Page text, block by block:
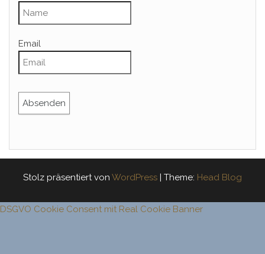
Email
Stolz präsentiert von WordPress | Theme: Head Blog
DSGVO Cookie Consent mit Real Cookie Banner